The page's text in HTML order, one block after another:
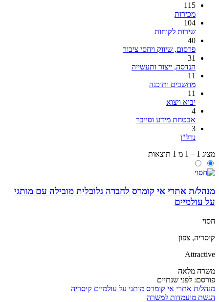
115
מכירות
104
שירות לקוחות
40
פרסום, שיווק ויחסי ציבור
31
הנדסה, ייצור ותעשייה
11
מחשבים ותוכנה
11
יבוא ויצוא
4
אבטחת מידע וסייבר
3
נדל"ן
מציג 1 – 1 מ 1 תוצאות
מנהל/ת אתרי אי קומרס לחברה גלובלית מובילה עם מותגי
על עולמיים
חסוי
קיסריה, צפון
Attractive
משרה מלאה
פורסם: לפני שנתיים
מנהל/ת אתרי אי קומרס מותגי על עולמיים קיסריה
הגשת מועמדות למשרה